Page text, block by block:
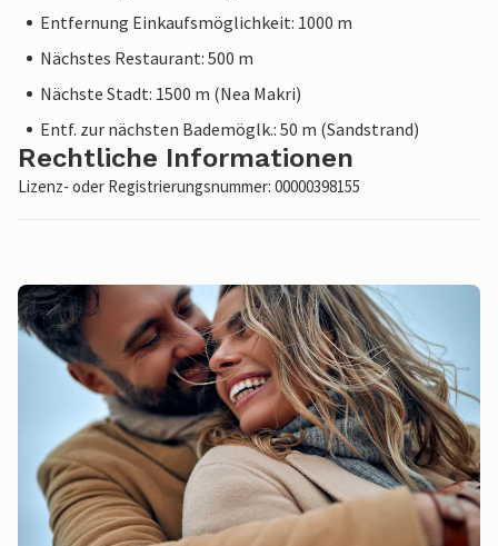
Entfernung Einkaufsmöglichkeit: 1000 m
Nächstes Restaurant: 500 m
Nächste Stadt: 1500 m (Nea Makri)
Entf. zur nächsten Bademöglk.: 50 m (Sandstrand)
Rechtliche Informationen
Lizenz- oder Registrierungsnummer: 00000398155